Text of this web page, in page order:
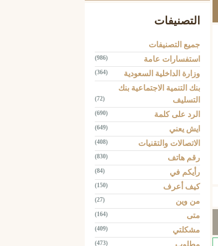
التصنيفات
جميع التصنيفات
استفسارات عامة
(986)
وزارة الداخلية السعودية (364)
بنك التنمية الاجتماعية بنك
التسليف
(72)
الرد على كلمة (690)
ايش يعني (649)
الاتصالات والتقنيات (408)
رقم هاتف (830)
رأيكم في (84)
كيف أعرف (150)
من وين (27)
متى (164)
مشكلتي (409)
مطلوب (473)